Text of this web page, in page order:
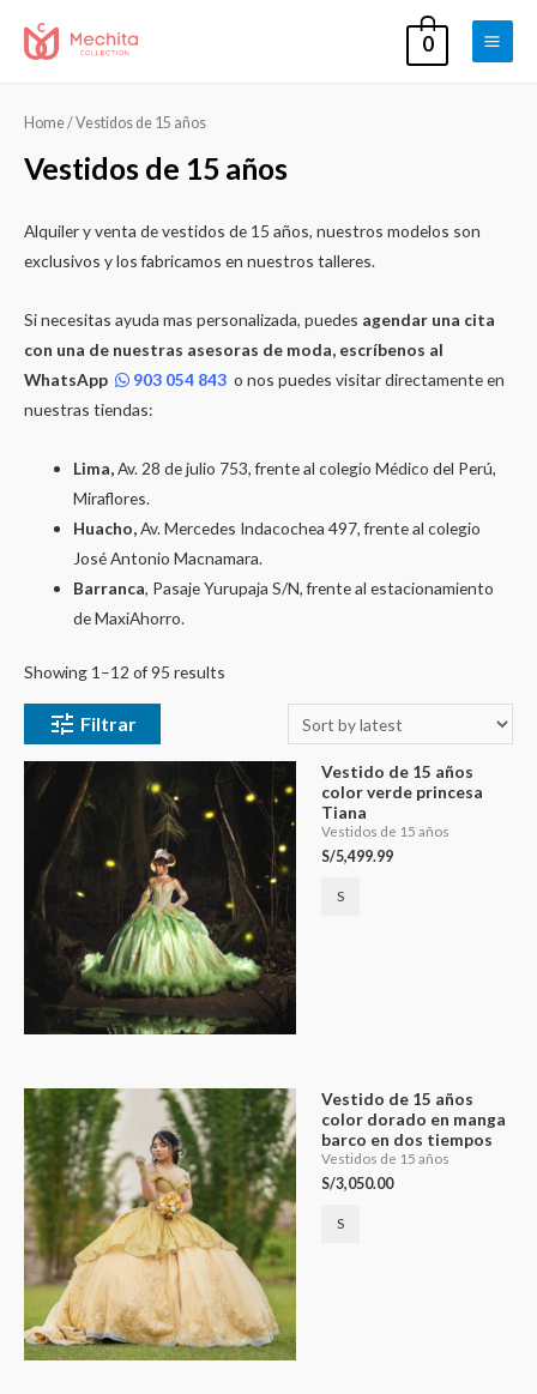
0
Main
Home/ Vestidos de 15 años
Vestidos de 15 años
Alquiler y venta de vestidos de 15 años, nuestros modelos son
exclusivos y los fabricamos en nuestros talleres.
Si necesitas ayuda mas personalizada, puedes agendar una cita
con una de nuestras asesoras de moda, escríbenos al
WhatsApp
903 054 843 o nos puedes visitar directamente en
nuestras tiendas:
Lima,Av. 28 de julio 753, frente al colegio Médico del Perú,
Miraflores.
Huacho,Av. Mercedes Indacochea 497, frente al colegio
José Antonio Macnamara.
Barranca, Pasaje Yurupaja S/N, frente al estacionamiento
de MaxiAhorro.
Showing 1–12 of 95 results
Filtrar
Vestido de 15 años
color verde princesa
Tiana
Vestidos de 15 años
S/5,499.99
S
Vestido de 15 años
color dorado en manga
barco en dos tiempos
Vestidos de 15 años
S/3,050.00
S